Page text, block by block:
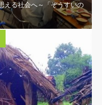
える社会へ～「ぞうすいの